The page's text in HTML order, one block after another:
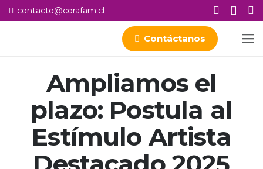
contacto@corafam.cl
Contáctanos
Ampliamos el
plazo: Postula al
Estímulo Artista